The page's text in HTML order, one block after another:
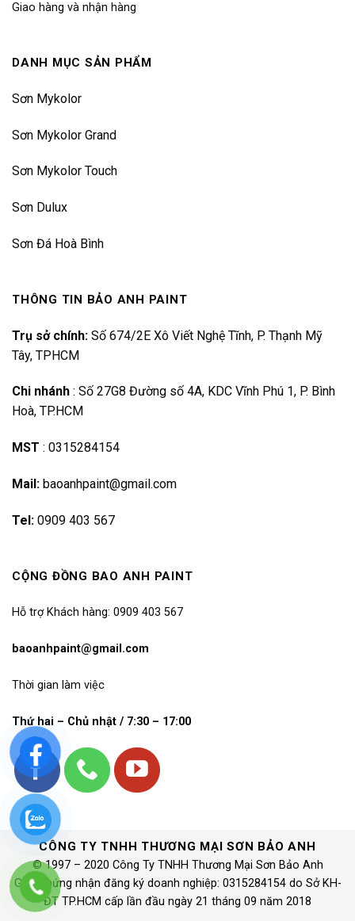
Giao hàng và nhận hàng
DANH MỤC SẢN PHẨM
Sơn Mykolor
Sơn Mykolor Grand
Sơn Mykolor Touch
Sơn Dulux
Sơn Đá Hoà Bình
THÔNG TIN BẢO ANH PAINT
Trụ sở chính: Số 674/2E Xô Viết Nghệ Tĩnh, P. Thạnh Mỹ
Tây, TPHCM
Chi nhánh : Số 27G8 Đường số 4A, KDC Vĩnh Phú 1, P. Bình
Hoà, TP.HCM
MST : 0315284154
Mail: baoanhpaint@gmail.com
Tel: 0909 403 567
CỘNG ĐỒNG BAO ANH PAINT
Hỗ trợ Khách hàng: 0909 403 567
baoanhpaint@gmail.com
Thời gian làm việc
Thứ hai – Chủ nhật / 7:30 – 17:00
CÔNG TY TNHH THƯƠNG MẠI SƠN BẢO ANH
© 1997 – 2020 Công Ty TNHH Thương Mại Sơn Bảo Anh
Giấy chứng nhận đăng ký doanh nghiệp: 0315284154 do Sở KH-
ĐT TP.HCM cấp lần đầu ngày 21 tháng 09 năm 2018